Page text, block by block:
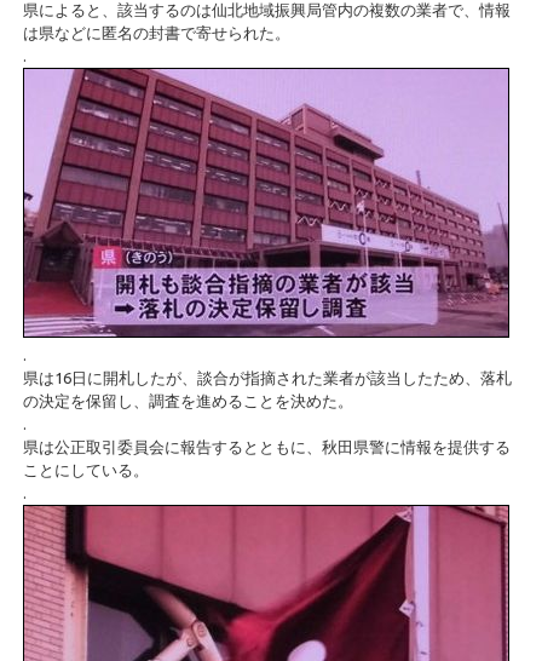
県によると、該当するのは仙北地域振興局管内の複数の業者で、情報
は県などに匿名の封書で寄せられた。
.
.
県は16日に開札したが、談合が指摘された業者が該当したため、落札
の決定を保留し、調査を進めることを決めた。
.
県は公正取引委員会に報告するとともに、秋田県警に情報を提供する
ことにしている。
.